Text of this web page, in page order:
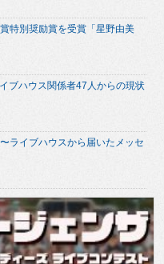
特別奨励賞を受賞「星野由美
ブハウス関係者47人からの現状
ライブハウスから届いたメッセ